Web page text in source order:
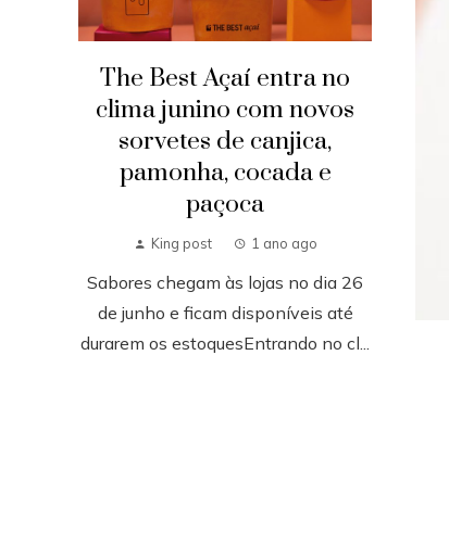
The Best Açaí entra no
clima junino com novos
sorvetes de canjica,
pamonha, cocada e
paçoca
King post 1 ano ago
Sabores chegam às lojas no dia 26
de junho e ficam disponíveis até
durarem os estoquesEntrando no cl...